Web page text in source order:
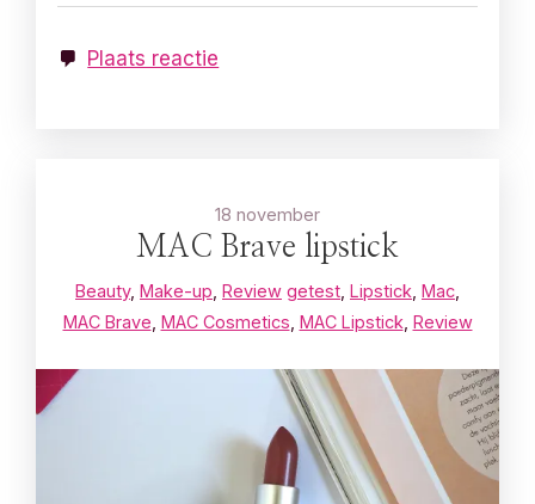
Plaats reactie
18 november
MAC Brave lipstick
Beauty, Make-up, Review getest, Lipstick, Mac,
MAC Brave, MAC Cosmetics, MAC Lipstick, Review